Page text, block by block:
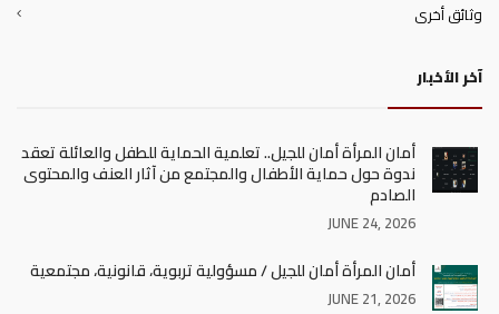
وثائق أخرى
آخر الأخبار
أمان المرأة أمان للجيل.. تعلمية الحماية للطفل والعائلة تعقد
ندوة حول حماية الأطفال والمجتمع من آثار العنف والمحتوى
الصادم
JUNE 24, 2026
أمان المرأة أمان للجيل / مسؤولية تربوية، قانونية، مجتمعية
JUNE 21, 2026